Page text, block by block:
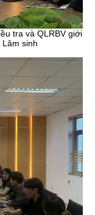
tra và QLRBV giới
sinh